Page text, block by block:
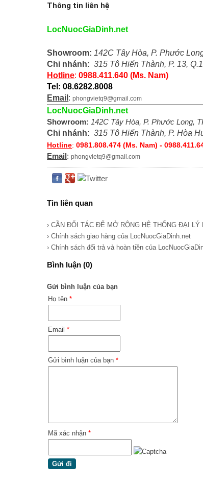
Thông tin liên hệ
LocNuocGiaDinh.net
Showroom: 142C Tây Hòa, P. Phước
Chi nhánh:315 Tô Hiến Thành, P. 13,
Hotline: 0988.411.640 (Ms. Nam)
Tel: 08.6282.8008
Email :phongvietq9@gmail.com
LocNuocGiaDinh.net
Showroom: 142C Tây Hòa, P. Phước Long,
Chi nhánh:315 Tô Hiến Thành, P. Hòa
Hotline: 0981.808.474 (Ms. Nam) -
Email:phongvietq9@gmail.com
Tin liên quan
› CẦN ĐỐI TÁC ĐỂ MỞ RỘNG HỆ THỐNG ĐẠI LÝ
› Chính sách giao hàng của LocNuocGiaDinh.net
› Chính sách đổi trả và hoàn tiền của
Bình luận (0)
Gửi bình luận của bạn
Họ tên*
Email*
Gửi bình luận của bạn*
Mã xác nhận*